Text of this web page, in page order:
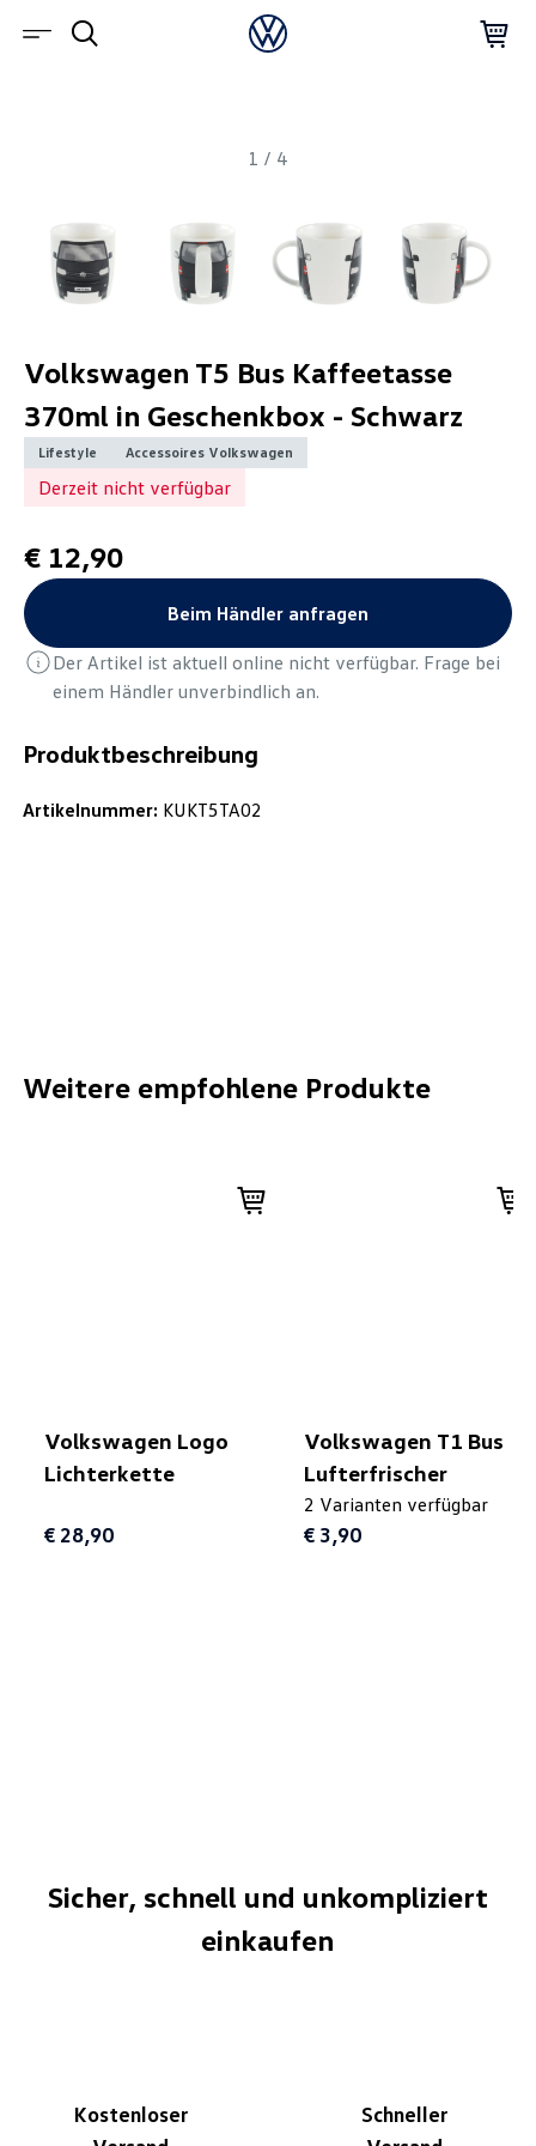
1 / 4
Produktbeschreibung
Artikelnummer: KUKT5TA02
Volkswagen T5 Bus Kaffeetasse
370ml in Geschenkbox - Schwarz
Lifestyle Accessoires Volkswagen
Derzeit nicht verfügbar
€ 12,90
Beim Händler anfragen
Der Artikel ist aktuell online nicht verfügbar. Frage bei
einem Händler unverbindlich an.
Weitere empfohlene Produkte
Volkswagen Logo
Lichterkette
€ 28,90
Volkswagen T1 Bus
Lufterfrischer
2 Varianten verfügbar
€ 3,90
Sicher, schnell und unkompliziert
einkaufen
Kostenloser
Schneller